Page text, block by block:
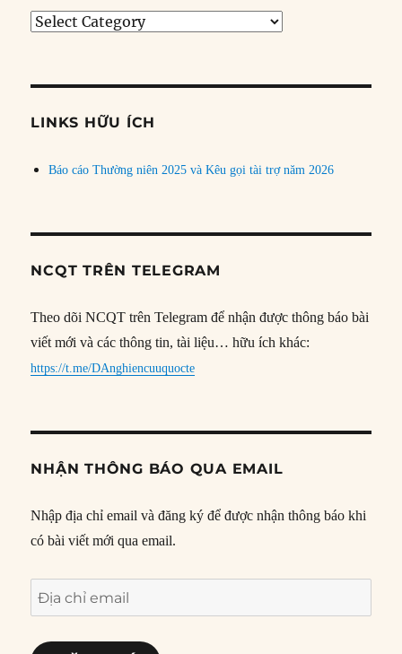
Tìm
đề
LINKS HỮU ÍCH
Báo cáo Thường niên 2025 và Kêu gọi tài trợ năm 2026
NCQT TRÊN TELEGRAM
Theo dõi NCQT trên Telegram để nhận được thông báo bài
viết mới và các thông tin, tài liệu… hữu ích khác:
https://t.me/DAnghiencuuquocte
NHẬN THÔNG BÁO QUA EMAIL
Nhập địa chỉ email và đăng ký để được nhận thông báo khi
có bài viết mới qua email.
Địa
chỉ
email